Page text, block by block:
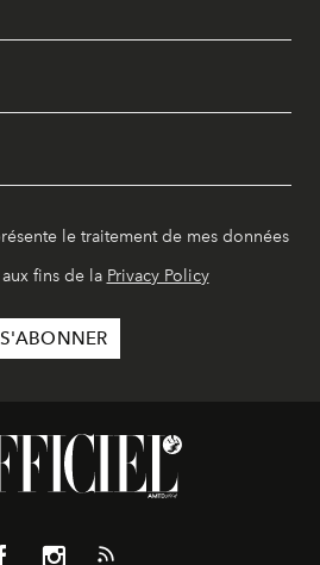
le traitement de mes données
fins de la Privacy Policy